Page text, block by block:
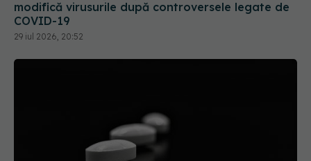
29 iul 2026, 20:52